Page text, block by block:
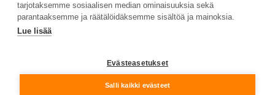
tarjotaksemme sosiaalisen median ominaisuuksia sekä
parantaaksemme ja räätälöidäksemme sisältöä ja mainoksia.
Lue lisää
Evästeasetukset
Salli kaikki evästeet
Tietosuojaseloste ja evästeiden käyttö